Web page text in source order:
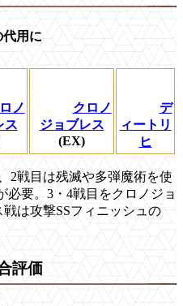
代用に
ノ
ス
クロノ
ジョブレス
(EX)
デ
ィートリ
ヒ
2戦目は残滅や多弾魔術を使
必要。3・4戦目をクロノジョ
は攻撃SSフィニッシュの
評価